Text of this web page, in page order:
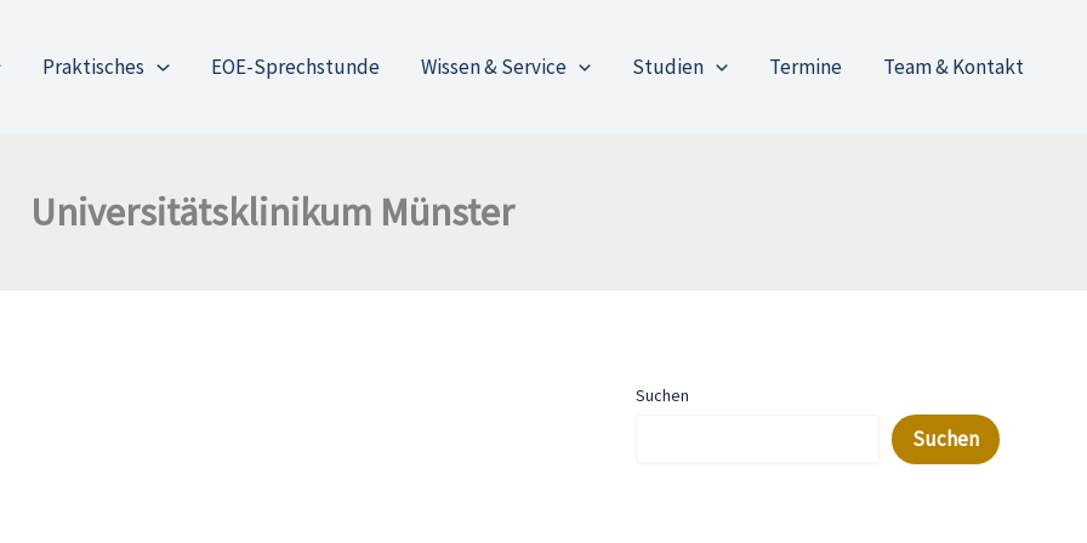
Praktisches EOE-Sprechstunde Wissen & Service Studien Termine Team & Kontakt
Universitätsklinikum Münster
Suchen
Suchen